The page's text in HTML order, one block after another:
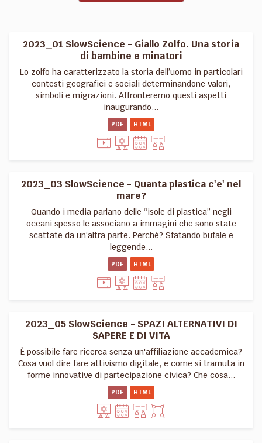
2023_01 SlowScience - Giallo Zolfo. Una storia
di bambine e minatori
Lo zolfo ha caratterizzato la storia dell’uomo in particolari
contesti geografici e sociali determinandone valori,
simboli e migrazioni. Affronteremo questi aspetti
inaugurando...
PDF HTML
2023_03 SlowScience - Quanta plastica c'e' nel
mare?
Quando i media parlano delle “isole di plastica” negli
oceani spesso le associano a immagini che sono state
scattate da un’altra parte. Perché? Sfatando bufale e
leggende...
PDF HTML
2023_05 SlowScience - SPAZI ALTERNATIVI DI
SAPERE E DI VITA
È possibile fare ricerca senza un'affiliazione accademica?
Cosa vuol dire fare attivismo digitale, e come si tramuta in
forme innovative di partecipazione civica? Che cosa...
PDF HTML